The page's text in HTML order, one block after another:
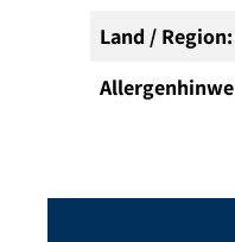
Land / Region: